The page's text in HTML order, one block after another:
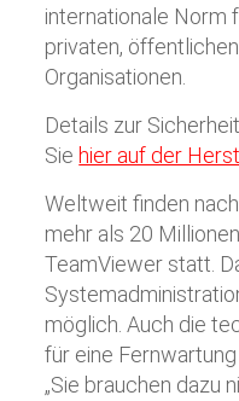
internationale Norm
privaten,
Organisationen.
Details zur
Sie hier auf der
Weltweit finden
mehr als 20
TeamViewer statt.
möglich. Auch die
für eine
„Sie brauchen dazu